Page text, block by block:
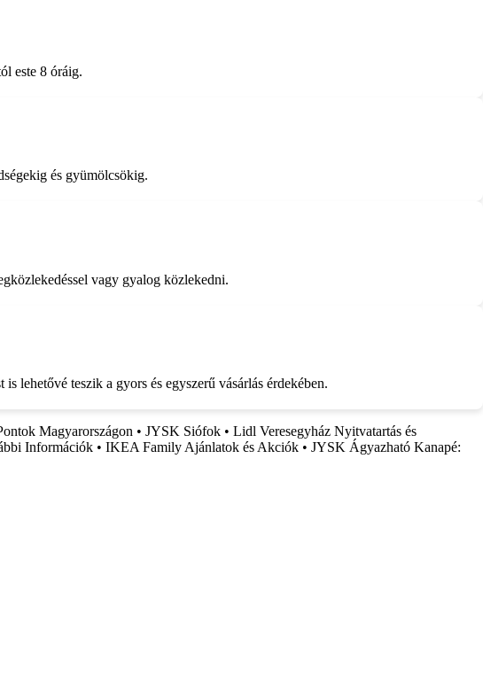
este 8 óráig.
és gyümölcsökig.
vagy gyalog közlekedni.
lehetővé teszik a gyors és egyszerű vásárlás érdekében.
Magyarországon • JYSK Siófok • Lidl Veresegyház Nyitvatartás és
Információk • IKEA Family Ajánlatok és Akciók • JYSK Ágyazható Kanapé: